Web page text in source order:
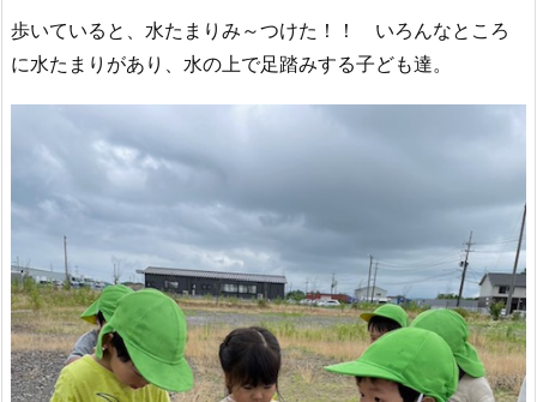
歩いていると、水たまりみ～つけた！！ いろんなところ
に水たまりがあり、水の上で足踏みする子ども達。